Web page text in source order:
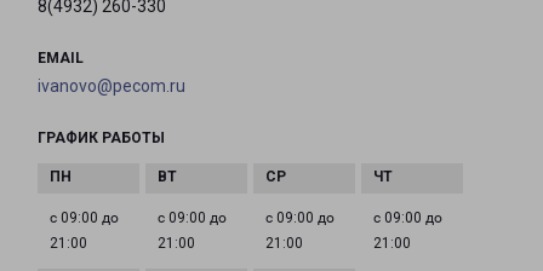
8(4932) 260-330
EMAIL
ivanovo@pecom.ru
ГРАФИК РАБОТЫ
с 09:00 до
21:00
с 09:00 до
21:00
с 09:00 до
21:00
с 09:00 до
21:00